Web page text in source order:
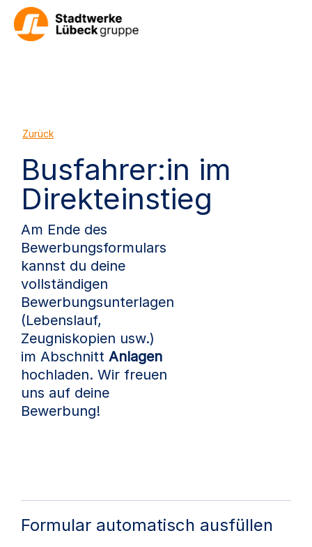
Zurück
Busfahrer:in im
Direkteinstieg
Am Ende des
Bewerbungsformulars
kannst du deine
vollständigen
Bewerbungsunterlagen
(Lebenslauf,
Zeugniskopien usw.)
im Abschnitt Anlagen
hochladen. Wir freuen
uns auf deine
Bewerbung!
Formular automatisch ausfüllen